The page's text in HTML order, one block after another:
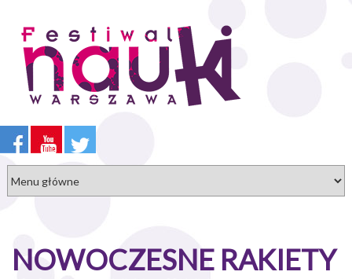
treści
NOWOCZESNE RAKIETY